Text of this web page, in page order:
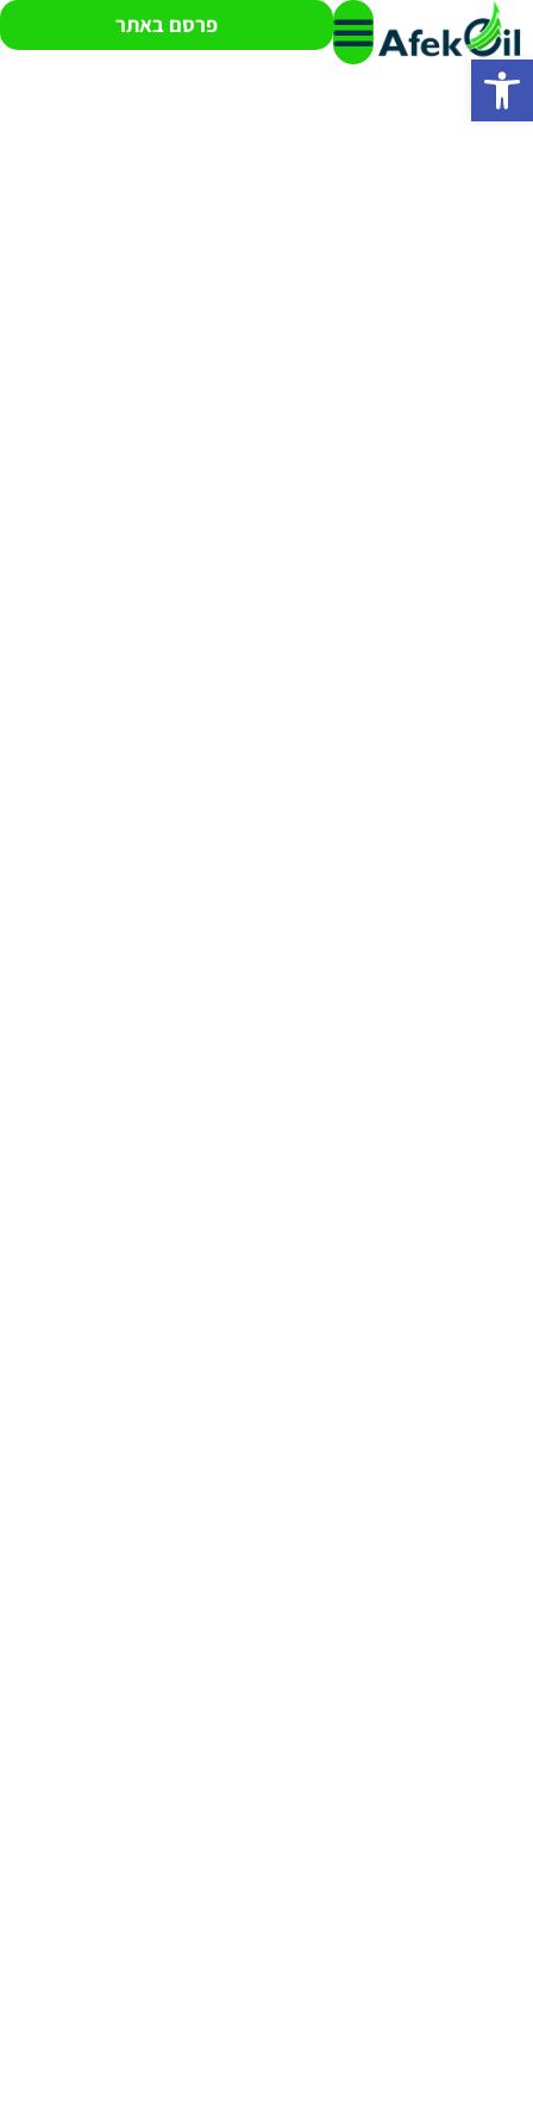
פתח סרגל נגישות
פרסם באתר